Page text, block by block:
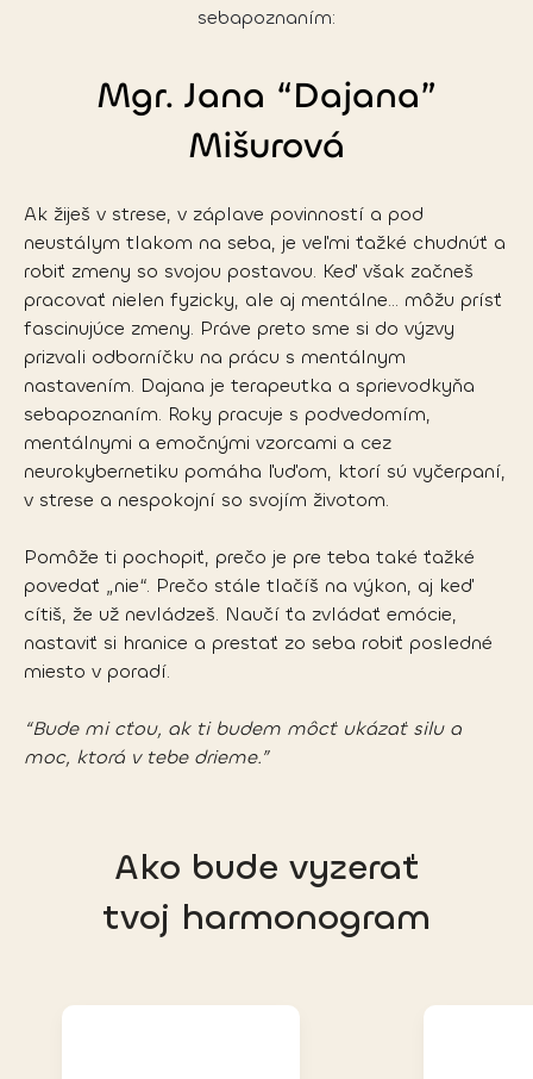
sebapoznaním:
Mgr. Jana “Dajana”
Mišurová
Ak žiješ v strese, v záplave povinností a pod
neustálym tlakom na seba, je veľmi ťažké chudnúť a
robiť zmeny so svojou postavou. Keď však začneš
pracovať nielen fyzicky, ale aj mentálne… môžu prísť
fascinujúce zmeny. Práve preto sme si do výzvy
prizvali odborníčku na prácu s mentálnym
nastavením. Dajana je terapeutka a sprievodkyňa
sebapoznaním. Roky pracuje s podvedomím,
mentálnymi a emočnými vzorcami a cez
neurokybernetiku pomáha ľuďom, ktorí sú vyčerpaní,
v strese a nespokojní so svojím životom.
Pomôže ti pochopiť, prečo je pre teba také ťažké
povedať „nie“. Prečo stále tlačíš na výkon, aj keď
cítiš, že už nevládzeš. Naučí ťa zvládať emócie,
nastaviť si hranice a prestať zo seba robiť posledné
miesto v poradí.
“Bude mi cťou, ak ti budem môcť ukázať silu a
moc, ktorá v tebe drieme.”
Ako bude vyzerať
tvoj harmonogram